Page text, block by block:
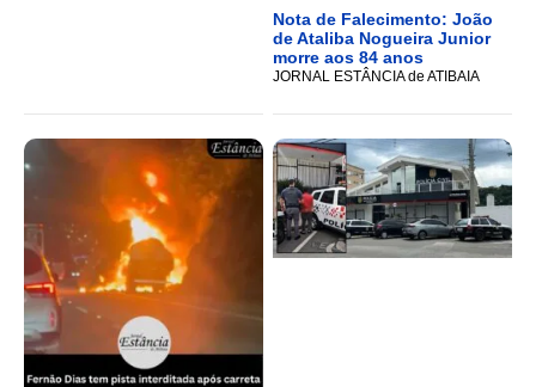
Nota de Falecimento: João
de Ataliba Nogueira Junior
morre aos 84 anos
JORNAL ESTÂNCIA de ATIBAIA